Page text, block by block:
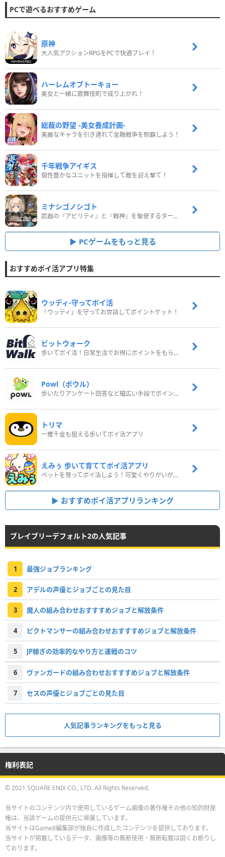
PCで遊べるおすすめゲーム
原神
大人気アクションRPGをPCで快適プレイ！
ハーレムオブトーキョー
美女と一緒に歌舞伎町で成り上がれ！
総裁の野望 -美女養成計画-
美麗なキャラを引き連れて金融戦争を制覇しよう！
千年戦争アイギス
個性豊かなユニットを指揮して敵を迎え撃て！
ミナシゴノシゴト
武器の『アビリティ』と『戦神』を駆使するターン制コマンドバトルRPG！
PCゲームをもっと見る
おすすめポイ活アプリ特集
ウッディ‐守ってポイ活
「ウッディ」を守ってお世話してポイントゲット！
ビットウォーク
歩いてポイ活！日常生活でお得にポイントをもらおう
Powl（ポウル）
歩いたりアンケート回答など幅広い手段でポイントをゲット
トリマ
一攫千金も狙える歩いてポイ活アプリ
えみぅ 歩いて育ててポイ活アプリ
ペットを育ってポイ活しよう！可愛くやりがいがある新感覚アプリ
おすすめポイ活アプリランキング
ブレイブリーデフォルト2の人気記事
1 最強ジョブランキング
2 アデルの声優とジョブごとの見た目
3 魔人の組み合わせおすすすめジョブと解放条件
4 ピクトマンサーの組み合わせおすすすめジョブと解放条件
5 JP稼ぎの効率的なやり方と連戦のコツ
6 ヴァンガードの組み合わせおすすすめジョブと解放条件
7 セスの声優とジョブごとの見た目
人気記事ランキングをもっと見る
権利表記
© 2021 SQUARE ENIX CO., LTD. All Rights Reserved.
当サイトのコンテンツ内で使用しているゲーム画像の著作権その他の知的財産
権は、当該ゲームの提供元に帰属しています。
当サイトはGame8編集部が独自に作成したコンテンツを提供しております。
当サイトが掲載しているデータ、画像等の無断使用・無断転載は固くお断りし
ております。